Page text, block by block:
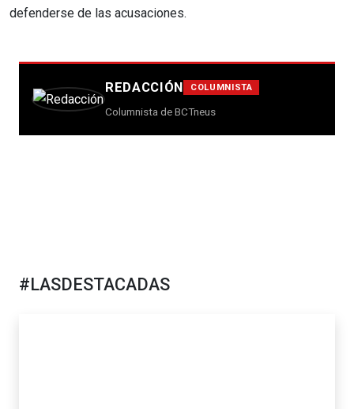
defenderse de las acusaciones.
REDACCIÓN COLUMNISTA
Columnista de BCTneus
#LASDESTACADAS